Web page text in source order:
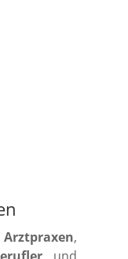
Arztpraxen,